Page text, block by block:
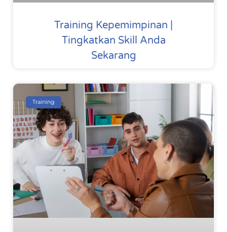
Training Kepemimpinan |
Tingkatkan Skill Anda
Sekarang
Training